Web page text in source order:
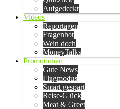
Aufgedeckt
Videos
Reportagen
Fragenbot
Wein doch
MoneyTalks
Promotionen
Gute News
Flugmodus
Smart gespart
Reise-Glück
Meat & Greet